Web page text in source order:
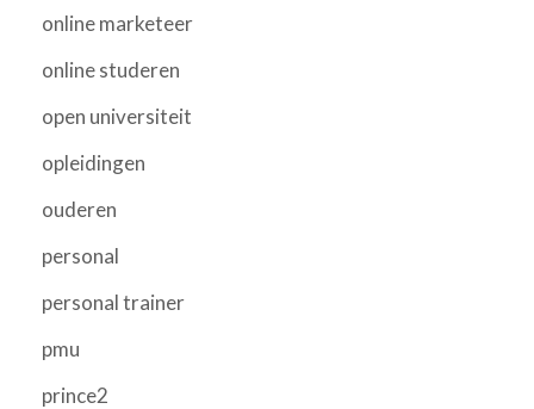
online marketeer
online studeren
open universiteit
opleidingen
ouderen
personal
personal trainer
pmu
prince2